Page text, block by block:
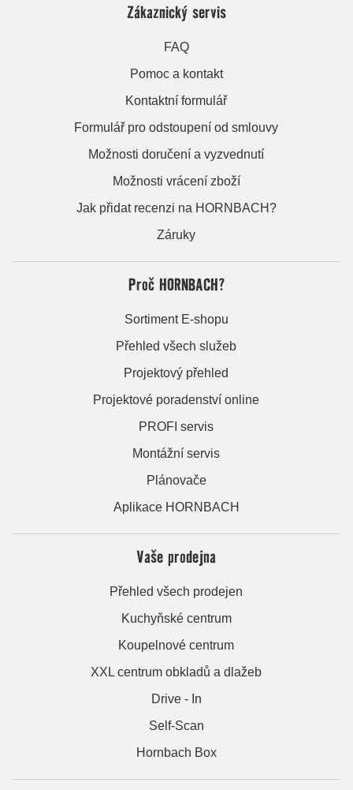
Zákaznický servis
FAQ
Pomoc a kontakt
Kontaktní formulář
Formulář pro odstoupení od smlouvy
Možnosti doručení a vyzvednutí
Možnosti vrácení zboží
Jak přidat recenzi na HORNBACH?
Záruky
Proč HORNBACH?
Sortiment E-shopu
Přehled všech služeb
Projektový přehled
Projektové poradenství online
PROFI servis
Montážní servis
Plánovače
Aplikace HORNBACH
Vaše prodejna
Přehled všech prodejen
Kuchyňské centrum
Koupelnové centrum
XXL centrum obkladů a dlažeb
Drive - In
Self-Scan
Hornbach Box